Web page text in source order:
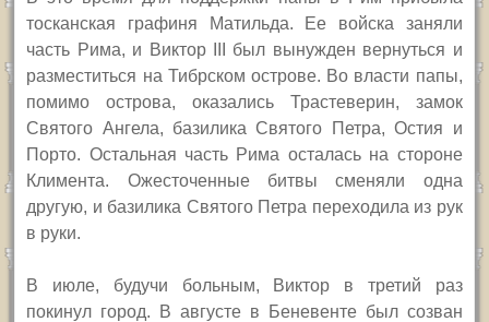
тосканская графиня Матильда. Ее войска заняли
часть Рима, и Виктор
был вынужден вернуться и
разместиться на Тибрском острове. Во власти папы,
помимо острова, оказались Трастеверин, замок
Святого Ангела, базилика Святого Петра, Остия и
Порто. Остальная часть Рима осталась на стороне
Климента. Ожесточенные битвы сменяли одна
другую, и базилика Святого Петра переходила из рук
в руки.
В июле, будучи больным, Виктор в третий раз
покинул город. В августе в Беневенте был созван